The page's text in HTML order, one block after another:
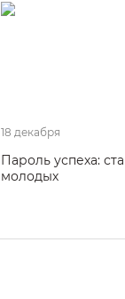
18 декабря
Пароль успеха:
молодых